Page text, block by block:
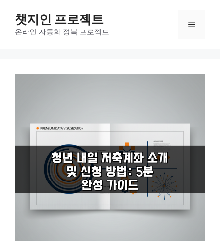
챗지인 프로젝트
온라인 자동화 정복 프로젝트
메